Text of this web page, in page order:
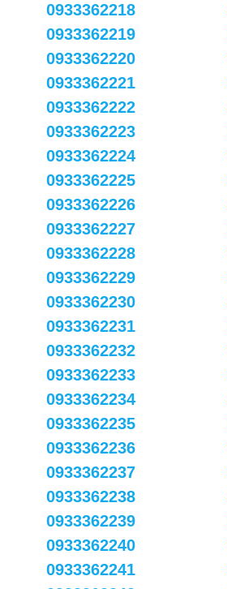
0933362218
0933362219
0933362220
0933362221
0933362222
0933362223
0933362224
0933362225
0933362226
0933362227
0933362228
0933362229
0933362230
0933362231
0933362232
0933362233
0933362234
0933362235
0933362236
0933362237
0933362238
0933362239
0933362240
0933362241